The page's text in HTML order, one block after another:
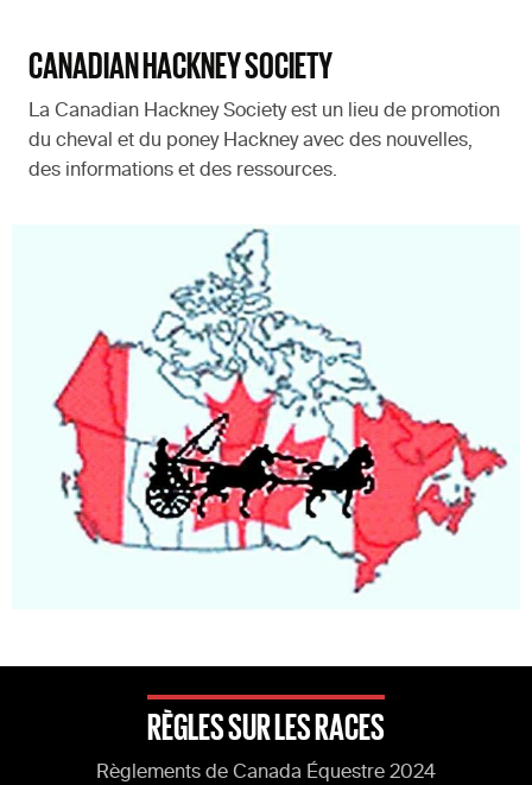
CANADIAN HACKNEY SOCIETY
La Canadian Hackney Society est un lieu de promotion
du cheval et du poney Hackney avec des nouvelles,
des informations et des ressources.
RÈGLES SUR LES RACES
Règlements de Canada Équestre 2024